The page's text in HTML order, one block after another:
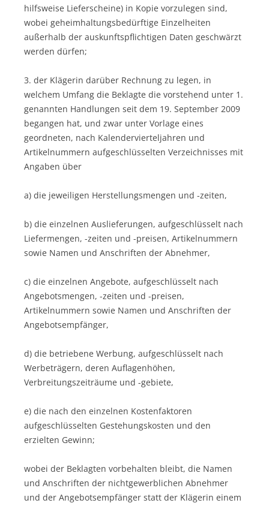
hilfsweise Lieferscheine) in Kopie vorzulegen sind,
wobei geheimhaltungsbedürftige Einzelheiten
außerhalb der auskunftspflichtigen Daten geschwärzt
werden dürfen;
3. der Klägerin darüber Rechnung zu legen, in
welchem Umfang die Beklagte die vorstehend unter 1.
genannten Handlungen seit dem 19. September 2009
begangen hat, und zwar unter Vorlage eines
geordneten, nach Kalendervierteljahren und
Artikelnummern aufgeschlüsselten Verzeichnisses mit
Angaben über
a) die jeweiligen Herstellungsmengen und -zeiten,
b) die einzelnen Auslieferungen, aufgeschlüsselt nach
Liefermengen, -zeiten und -preisen, Artikelnummern
sowie Namen und Anschriften der Abnehmer,
c) die einzelnen Angebote, aufgeschlüsselt nach
Angebotsmengen, -zeiten und -preisen,
Artikelnummern sowie Namen und Anschriften der
Angebotsempfänger,
d) die betriebene Werbung, aufgeschlüsselt nach
Werbeträgern, deren Auflagenhöhen,
Verbreitungszeiträume und -gebiete,
e) die nach den einzelnen Kostenfaktoren
aufgeschlüsselten Gestehungskosten und den
erzielten Gewinn;
wobei der Beklagten vorbehalten bleibt, die Namen
und Anschriften der nichtgewerblichen Abnehmer
und der Angebotsempfänger statt der Klägerin einem